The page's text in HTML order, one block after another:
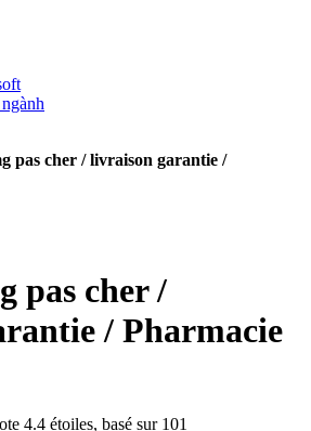
pas cher / livraison garantie /
pas cher /
/ Pharmacie
4.4 étoiles, basé sur 101